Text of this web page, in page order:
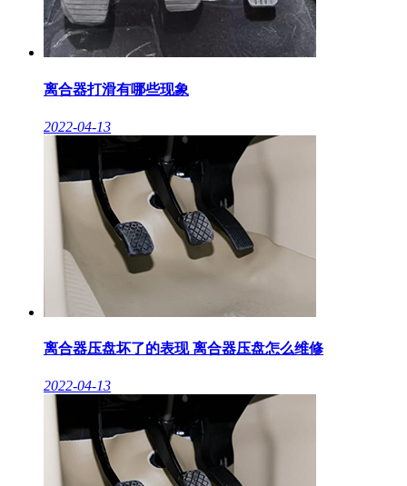
离合器打滑有哪些现象
2022-04-13
离合器压盘坏了的表现 离合器压盘怎么维修
2022-04-13